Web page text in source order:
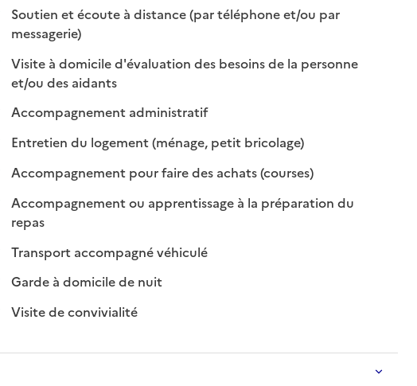
Soutien et écoute à distance (par téléphone et/ou par
messagerie): disponible
: non disponible
Visite à domicile d'évaluation des besoins de la personne
et/ou des aidants: disponible
: non disponible
Accompagnement administratif: disponible
: non disponible
Entretien du logement (ménage, petit bricolage): disponible
: non disponible
Accompagnement pour faire des achats (courses): disponible
: non disponible
Accompagnement ou apprentissage à la préparation du
repas
: disponible
: non disponible
Transport accompagné véhiculé: disponible
: non disponible
Garde à domicile de nuit: disponible
: non disponible
Visite de convivialité: disponible
: non disponible